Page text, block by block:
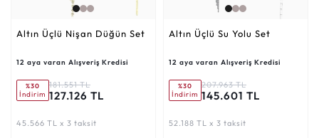
Altın Üçlü Nişan Düğün Set
12 aya varan Alışveriş Kredisi
%30
İndirim
181.551 TL
127.126 TL
45.566 TL x 3 taksit
Altın Üçlü Su Yolu Set
12 aya varan Alışveriş Kredisi
%30
İndirim
207.963 TL
145.601 TL
52.188 TL x 3 taksit